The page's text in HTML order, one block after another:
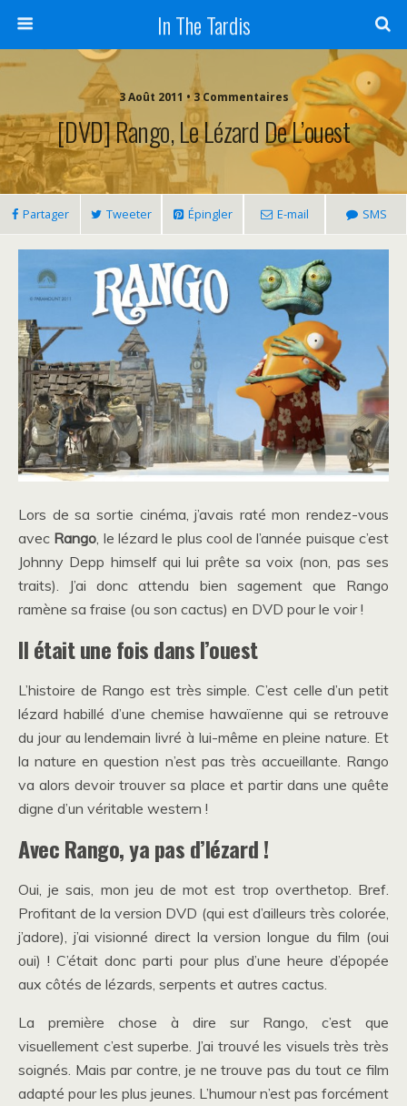
In The Tardis
3 Août 2011 • 3 Commentaires
[DVD] Rango, Le Lézard De L’ouest
Partager Tweeter Épingler E-mail SMS
Lors de sa sortie cinéma, j’avais raté mon rendez-vous
avec Rango , le lézard le plus cool de l’année puisque c’est
Johnny Depp himself qui lui prête sa voix (non, pas ses
traits). J’ai donc attendu bien sagement que Rango
ramène sa fraise (ou son cactus) en DVD pour le voir !
Il était une fois dans l’ouest
L’histoire de Rango est très simple. C’est celle d’un petit
lézard habillé d’une chemise hawaïenne qui se retrouve
du jour au lendemain livré à lui-même en pleine nature. Et
la nature en question n’est pas très accueillante. Rango
va alors devoir trouver sa place et partir dans une quête
digne d’un véritable western !
Avec Rango, ya pas d’lézard !
Oui, je sais, mon jeu de mot est trop overthetop. Bref.
Profitant de la version DVD (qui est d’ailleurs très colorée,
j’adore), j’ai visionné direct la version longue du film (oui
oui) ! C’était donc parti pour plus d’une heure d’épopée
aux côtés de lézards, serpents et autres cactus.
La première chose à dire sur Rango, c’est que
visuellement c’est superbe. J’ai trouvé les visuels très très
soignés. Mais par contre, je ne trouve pas du tout ce film
adapté pour les plus jeunes. L’humour n’est pas forcément